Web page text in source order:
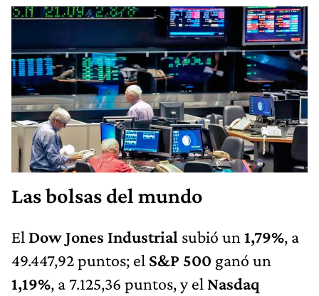
Las bolsas del mundo
El Dow Jones Industrial subió un 1,79%, a
49.447,92 puntos; el S&P 500 ganó un
1,19%, a 7.125,36 puntos, y el Nasdaq